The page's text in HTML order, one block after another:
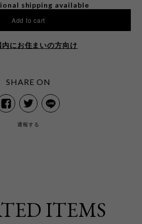
shipping available
Add to cart
内にお住まいの方向け
SHARE ON
通報する
ITEMS